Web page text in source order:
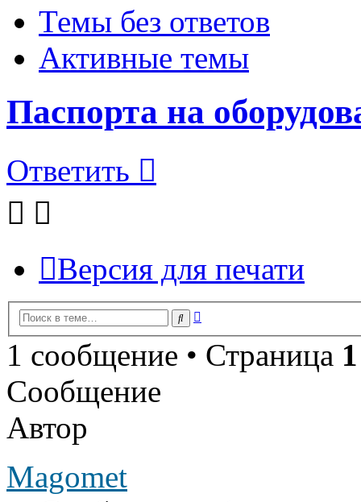
Темы без ответов
Активные темы
Паспорта на
Ответить
Версия для печати
Поиск
1 сообщение • Страница 1
Сообщение
Автор
Magomet